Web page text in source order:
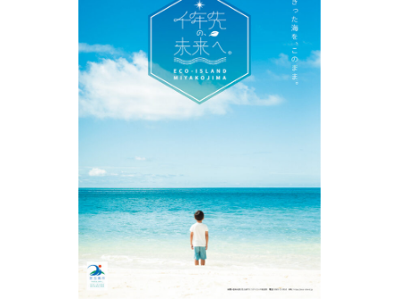
ンゴ礁に囲まれた島々の海はダイビングやシュノーケ
リングに最適で、多彩な海洋生物に出会えるのも魅力
の一つです。
宮古島近海ではカツオやマグロなどの好漁場があり新
鮮な刺身が食べられるほか、南国の太陽と栄養豊富な
食文化もお楽しみいただけます。